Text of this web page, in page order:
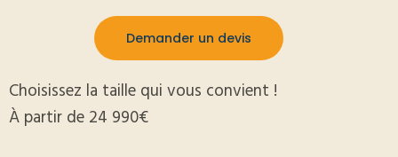
Demander un devis
Choisissez la taille qui vous convient !
À partir de 24 990€